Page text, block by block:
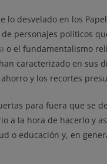
lo desvelado en los
personajes políticos
o el fundamentalismo
caracterizado en sus
y los recortes
para fuera que se
a la hora de hacerlo y
o educación y, en